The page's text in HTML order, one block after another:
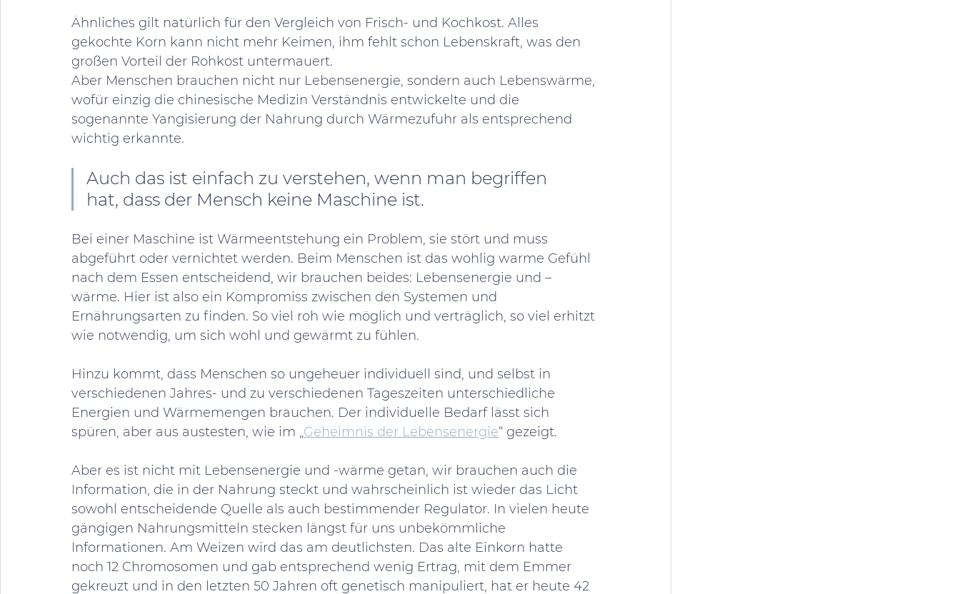
Ähnliches gilt natürlich für den Vergleich von Frisch- und Kochkost. Alles
gekochte Korn kann nicht mehr Keimen, ihm fehlt schon Lebenskraft, was den
großen Vorteil der Rohkost untermauert.
Aber Menschen brauchen nicht nur Lebensenergie, sondern auch Lebenswärme,
wofür einzig die chinesische Medizin Verständnis entwickelte und die
sogenannte Yangisierung der Nahrung durch Wärmezufuhr als entsprechend
wichtig erkannte.
Auch das ist einfach zu verstehen, wenn man begriffen
hat, dass der Mensch keine Maschine ist.
Bei einer Maschine ist Wärmeentstehung ein Problem, sie stört und muss
abgeführt oder vernichtet werden. Beim Menschen ist das wohlig warme Gefühl
nach dem Essen entscheidend, wir brauchen beides: Lebensenergie und –
wärme. Hier ist also ein Kompromiss zwischen den Systemen und
Ernährungsarten zu finden. So viel roh wie möglich und verträglich, so viel erhitzt
wie notwendig, um sich wohl und gewärmt zu fühlen.
Hinzu kommt, dass Menschen so ungeheuer individuell sind, und selbst in
verschiedenen Jahres- und zu verschiedenen Tageszeiten unterschiedliche
Energien und Wärmemengen brauchen. Der individuelle Bedarf lässt sich
spüren, aber aus austesten, wie im „Geheimnis der Lebensenergie“ gezeigt.
Aber es ist nicht mit Lebensenergie und -wärme getan, wir brauchen auch die
Information, die in der Nahrung steckt und wahrscheinlich ist wieder das Licht
sowohl entscheidende Quelle als auch bestimmender Regulator. In vielen heute
gängigen Nahrungsmitteln stecken längst für uns unbekömmliche
Informationen. Am Weizen wird das am deutlichsten. Das alte Einkorn hatte
noch 12 Chromosomen und gab entsprechend wenig Ertrag, mit dem Emmer
gekreuzt und in den letzten 50 Jahren oft genetisch manipuliert, hat er heute 42